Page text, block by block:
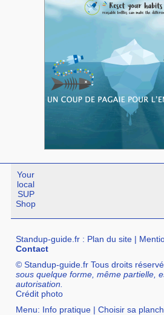
Your
local
SUP
Shop
Standup-guide.fr : Plan du site |
Contact
© Standup-guide.fr Tous droits
sous quelque forme, même partielle,
autorisation.
Crédit photo
Menu: Info pratique |Choisir sa